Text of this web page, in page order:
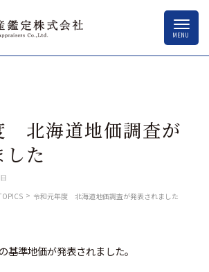
北海道地価調査が
た
> 令和元年度 北海道地価調査が発表されました
基準地価が発表されました。